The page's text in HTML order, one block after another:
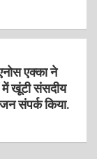
एक्का ने
में खूंटी संसदीय
जन संपर्क किया.